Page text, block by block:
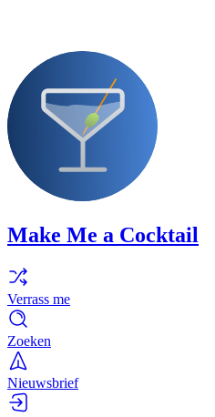
Make Me a Cocktail
Verrass me
Zoeken
Nieuwsbrief